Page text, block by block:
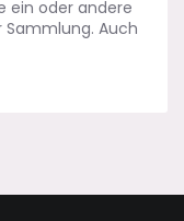
ein oder andere
Auch